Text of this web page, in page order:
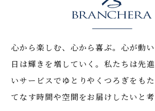
「ブランシエラ札幌すすきの」の
心から楽しむ、心から喜ぶ。心が動
日は輝きを増していく。 私たちは先
いサービスでゆとりやくつろぎをも
てなす時間や空間をお届けしたいと考